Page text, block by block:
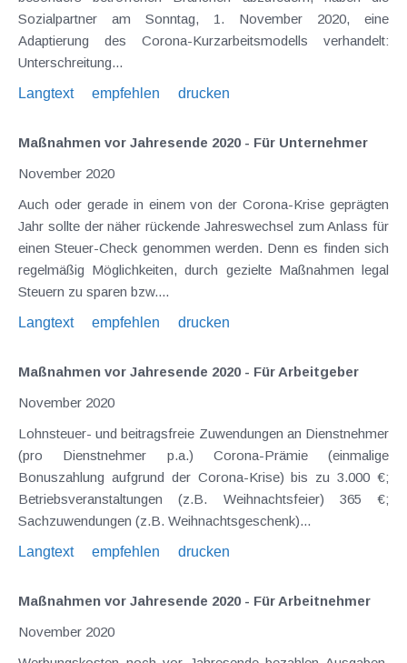
Sozialpartner am Sonntag, 1. November 2020, eine
Adaptierung des Corona-Kurzarbeitsmodells verhandelt:
Unterschreitung...
Langtext
empfehlen drucken
Maßnahmen vor Jahresende 2020 - Für Unternehmer
November 2020
Auch oder gerade in einem von der Corona-Krise geprägten
Jahr sollte der näher rückende Jahreswechsel zum Anlass für
einen Steuer-Check genommen werden. Denn es finden sich
regelmäßig Möglichkeiten, durch gezielte Maßnahmen legal
Steuern zu sparen bzw....
Langtext
empfehlen drucken
Maßnahmen vor Jahresende 2020 - Für Arbeitgeber
November 2020
Lohnsteuer- und beitragsfreie Zuwendungen an Dienstnehmer
(pro Dienstnehmer p.a.) Corona-Prämie (einmalige
Bonuszahlung aufgrund der Corona-Krise) bis zu 3.000 €;
Betriebsveranstaltungen (z.B. Weihnachtsfeier) 365 €;
Sachzuwendungen (z.B. Weihnachtsgeschenk)...
Langtext
empfehlen drucken
Maßnahmen vor Jahresende 2020 - Für Arbeitnehmer
November 2020